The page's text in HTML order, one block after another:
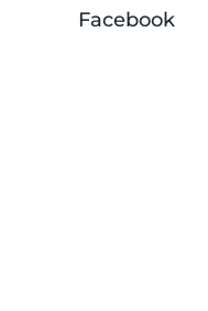
Facebook